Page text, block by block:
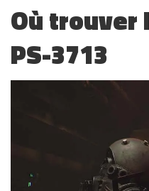
Où trouver
PS-3713